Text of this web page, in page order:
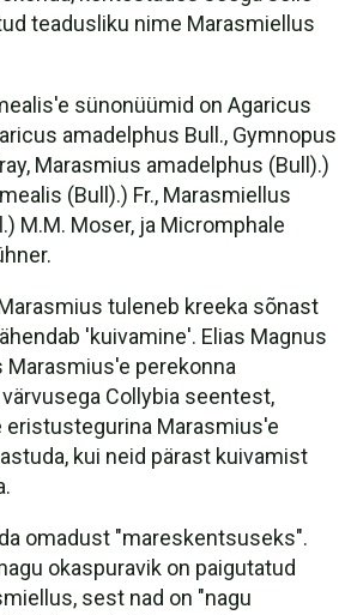
teadusliku nime Marasmiellus
sünonüümid on Agaricus
amadelphus Bull., Gymnopus
Marasmius amadelphus (Bull).)
(Bull).) Fr., Marasmiellus
M.M. Moser, ja Micromphale
tuleneb kreeka sõnast
'kuivamine'. Elias Magnus
Marasmius'e perekonna
Collybia seentest,
eristustegurina Marasmius'e
kui neid pärast kuivamist
omadust "mareskentsuseks".
okaspuravik on paigutatud
sest nad on "nagu